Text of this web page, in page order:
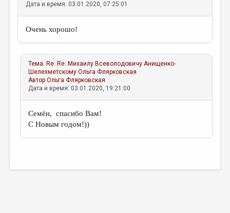
Дата и время: 03.01.2020, 07:25:01
Очень хорошо!
Тема: Re: Re: Михаилу Всеволодовичу Анищенко-
Шелехметскому Ольга Флярковская
АвторОльга Флярковская
Дата и время: 03.01.2020, 19:21:00
Семён, спасибо Вам!
С Новым годом!))